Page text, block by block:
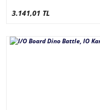
3.141,01 TL